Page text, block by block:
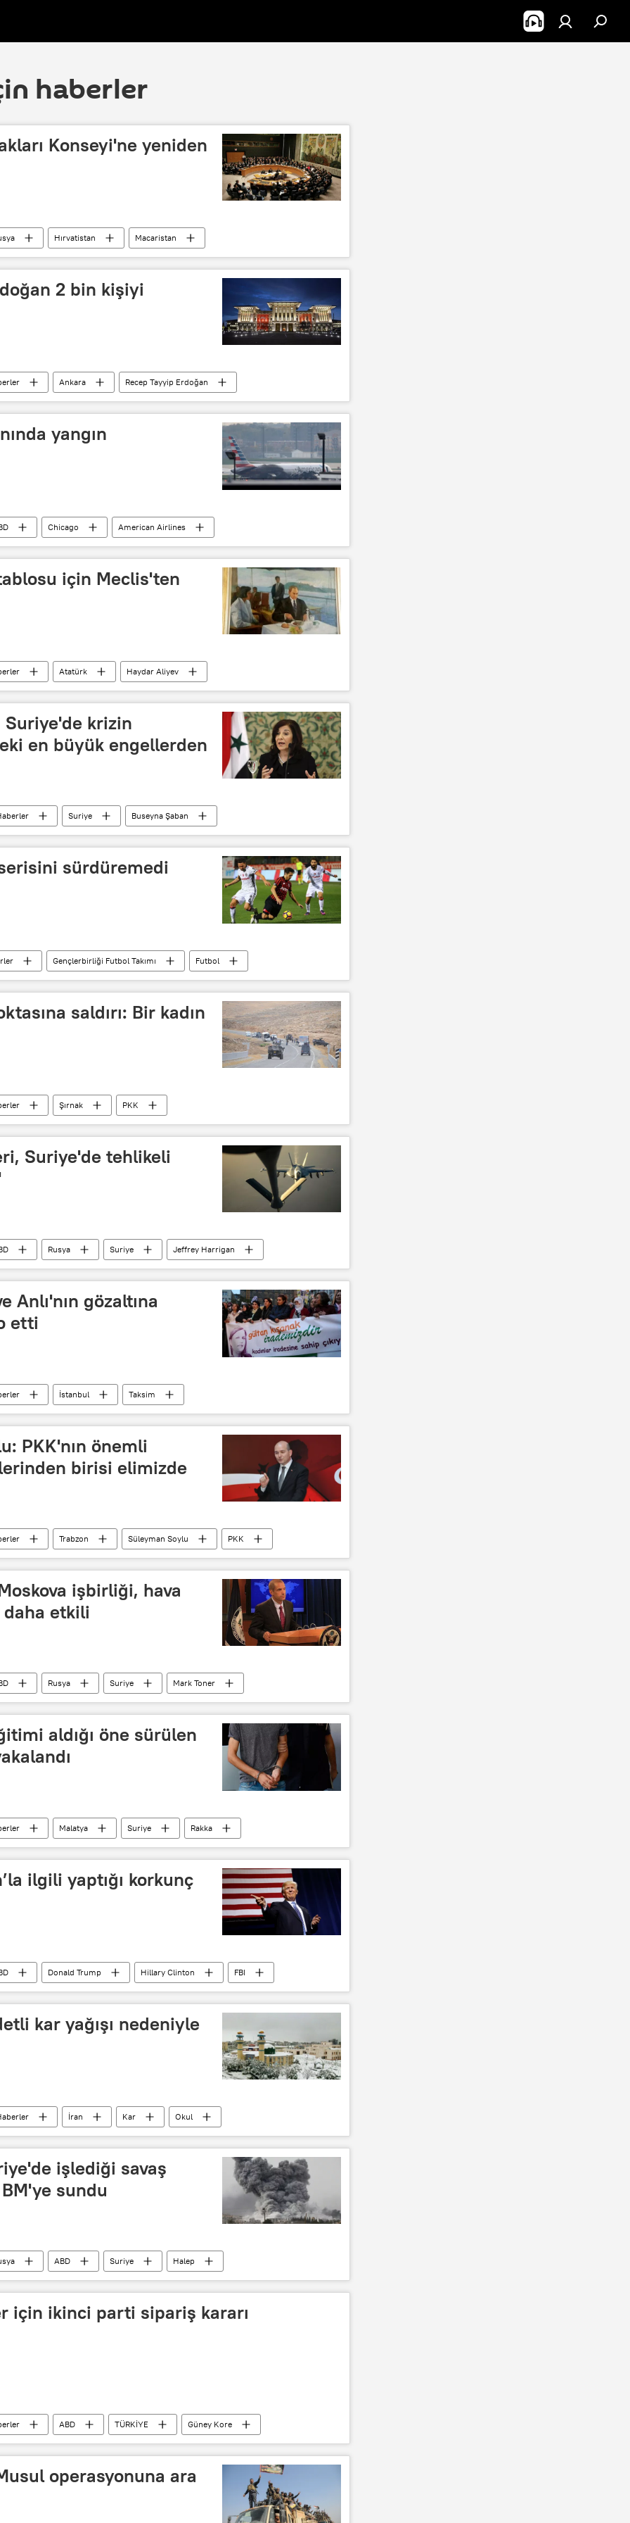
haberler
Konseyi'ne yeniden
Hırvatistan
Macaristan
BM İnsan Hakları Konseyi
2 bin kişiyi
Ankara
Recep Tayyip Erdoğan
yangın
Chicago
American Airlines
için Meclis'ten
Atatürk
Haydar Aliyev
15 Temmuz darbe girişimi
Suriye'de krizin
en büyük engellerden
Suriye
Buseyna Şaban
Şarkiyat Enstitüsü
sürdüremedi
Gençlerbirliği Futbol Takımı Futbol
saldırı: Bir kadın
Şırnak PKK
Suriye'de tehlikeli
Rusya Suriye
Jeffrey Harrigan
yakınlaşma
Anlı'nın gözaltına
etti
İstanbul
Taksim
Figen Yüksekdağ
Pervin Buldan
PKK'nın önemli
birisi elimizde
Trabzon Süleyman Soylu
PKK
darbe girişimi
işbirliği, hava
daha etkili
Rusya Suriye
Mark Toner
hava operasyonu insani mola
aldığı öne sürülen
Malatya Suriye
Rakka
ilgili yaptığı korkunç
Donald Trump Hillary Clinton
FBI
kar yağışı nedeniyle
İran Kar
Okul
işlediği savaş
sundu
ABD Suriye
Halep
Nureddin Zengi Tugayları Fetih el Şam Cephesi
için ikinci parti sipariş kararı
ABD TÜRKİYE
Güney Kore
Türk Silahlı Kuvvetleri
operasyonuna ara